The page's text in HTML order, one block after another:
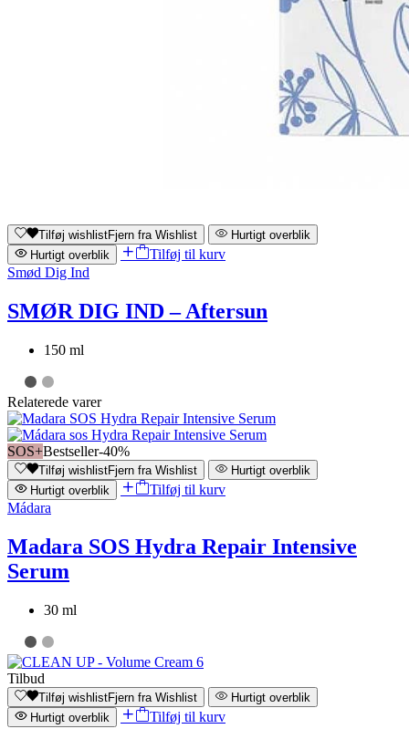
Tilføj wishlistFjern fra Wishlist
Hurtigt overblik
Hurtigt overblik
Tilføj til kurv
Smød Dig Ind
SMØR DIG IND – Aftersun
150 ml
Relaterede varer
SOS+Bestseller-40%
Tilføj wishlistFjern fra Wishlist
Hurtigt overblik
Hurtigt overblik
Tilføj til kurv
Mádara
Madara SOS Hydra Repair Intensive
Serum
30 ml
Tilbud
Tilføj wishlistFjern fra Wishlist
Hurtigt overblik
Hurtigt overblik
Tilføj til kurv